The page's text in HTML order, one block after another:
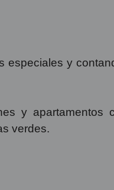
especiales y
y apartamentos
verdes.